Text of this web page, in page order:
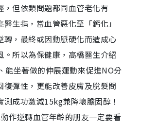
，但依類問題都同血管老化有
生指，當血管惡化至「鈣化」
轉，最終或因動脈硬化而造成心
。所以為保健康，高橋醫生介紹
能坐著做的伸展運動來促進NO分
復彈性，更能改善皮膚及脫髮問
成功激減15kg兼降壞膽固醇！
作逆轉血管年齡的朋友一定要看